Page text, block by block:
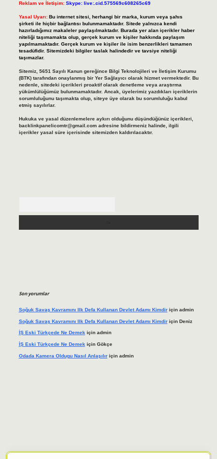
Reklam ve İletişim: Skype: live:.cid.575569c608265c69
Yasal Uyarı: Bu internet sitesi, herhangi bir marka, kurum veya şahıs
şirketi ile hiçbir bağlantısı bulunmamaktadır. Sitede yalnızca kendi
hazırladığımız makaleler paylaşılmaktadır. Burada yer alan içerikler haber
niteliği taşımamakta olup, gerçek kurum ve kişiler hakkında paylaşım
yapılmamaktadır. Gerçek kurum ve kişiler ile isim benzerlikleri tamamen
tesadüfidir. Sitemizdeki bilgiler taslak halindedir ve tavsiye niteliği
taşımazlar.
Sitemiz, 5651 Sayılı Kanun gereğince Bilgi Teknolojileri ve İletişim Kurumu
(BTK) tarafından onaylanmış bir Yer Sağlayıcı olarak hizmet vermektedir. Bu
nedenle, sitedeki içerikleri proaktif olarak denetleme veya araştırma
yükümlülüğümüz bulunmamaktadır. Ancak, üyelerimiz yazdıkları içeriklerin
sorumluluğunu taşımakta olup, siteye üye olarak bu sorumluluğu kabul
etmiş sayılırlar.
Hukuka ve yasal düzenlemelere aykırı olduğunu düşündüğünüz içerikleri,
backlinkpanelicomtr@gmail.comadresine bildirmeniz halinde, ilgili
içerikler yasal süre içerisinde sitemizden kaldırılacaktır.
Son yorumlar
Soğuk Savaş Kavramını Ilk Defa Kullanan Devlet Adamı Kimdiriçin admin
Soğuk Savaş Kavramını Ilk Defa Kullanan Devlet Adamı Kimdiriçin Deniz
İŞ Eski Türkçede Ne Demekiçin admin
İŞ Eski Türkçede Ne Demek için Gökçe
Odada Kamera Oldugu Nasıl Anlaşılıriçin admin